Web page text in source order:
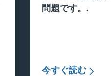
問題です。.
今すぐ読む